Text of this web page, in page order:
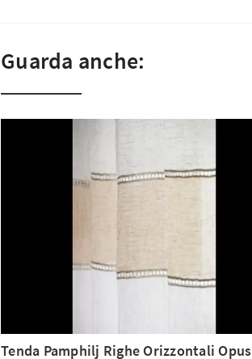
Guarda anche:
Tenda Pamphilj Righe Orizzontali Opus